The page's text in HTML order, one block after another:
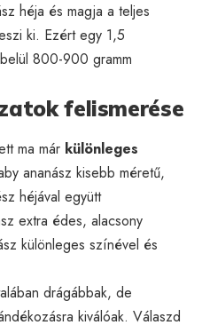
héja és magja a teljes
ki. Ezért egy 1,5
800-900 gramm
felismerése
ma már különleges
ananász kisebb méretű,
héjával együtt
extra édes, alacsony
különleges színével és
drágábbak, de
kiválóak. Válaszd